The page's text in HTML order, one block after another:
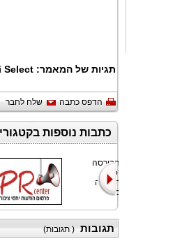
תגיות של המאמר: Select
הדפס כתבה שלח לחבר
כתבות נוספות
Bitget, הבורסה
האוניברסלית
(UEX) הגדולה
בעולם, מצי
תגובות( תגובות)